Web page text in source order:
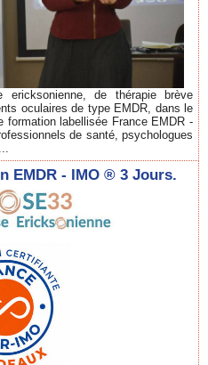
ericksonienne, de thérapie brève
oculaires de type EMDR, dans le
formation labellisée France EMDR -
de santé, psychologues
EMDR - IMO ® 3 Jours.